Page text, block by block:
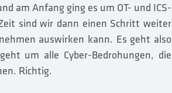
am Anfang ging es um OT- und ICS-
sind wir dann einen Schritt weiter
auswirken kann. Es geht also
um alle Cyber-Bedrohungen, die
Richtig.